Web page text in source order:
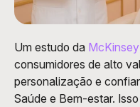
Um estudo da
consumidores de alto
personalização e
Saúde e Bem-estar.